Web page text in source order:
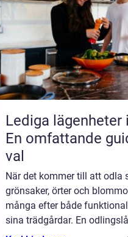
Lediga lägenheter
En omfattande
val
När det kommer till att odla
grönsaker, örter och
många efter både
sina trädgårdar. En